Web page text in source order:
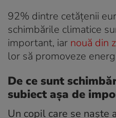
92% dintre cetățenii
schimbările climatice
important, iar nouă din
lor să promoveze
De ce sunt
subiect așa de
Un copil care se naște